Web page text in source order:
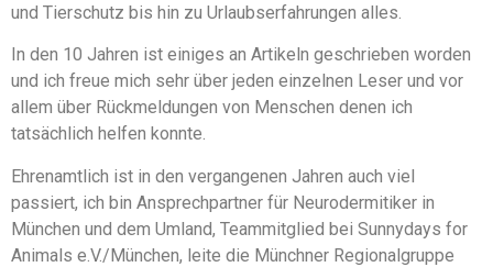
und Tierschutz bis hin zu Urlaubserfahrungen alles.
In den 10 Jahren ist einiges an Artikeln geschrieben worden
und ich freue mich sehr über jeden einzelnen Leser und vor
allem über Rückmeldungen von Menschen denen ich
tatsächlich helfen konnte.
Ehrenamtlich ist in den vergangenen Jahren auch viel
passiert, ich bin Ansprechpartner für Neurodermitiker in
München und dem Umland, Teammitglied bei Sunnydays for
Animals e.V./München, leite die Münchner Regionalgruppe